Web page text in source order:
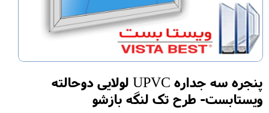
پنجره سه جداره UPVC لولایی دوحالته
ویستابست- طرح تک لنگه بازشو